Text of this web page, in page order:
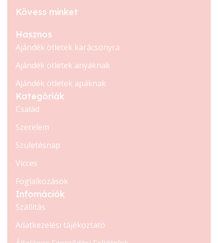
Kövess minket
Hasznos
Ajándék ötletek karácsonyra
Ajándék ötletek anyáknak
Ajándék ötletek apáknak
Kategóriák
Család
Szerelem
Születésnap
Vicces
Foglalkozások
Infomációk
Szállítás
Adatkezelési tájékoztató